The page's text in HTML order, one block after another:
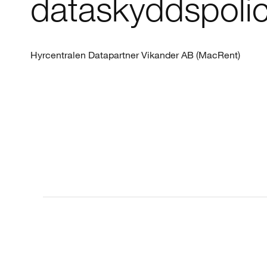
Hyrcentralen Datapartner Vikander AB (MacRent)